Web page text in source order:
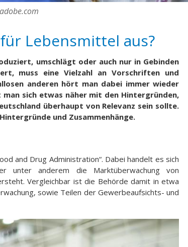
Lebensmittel aus?
umschlägt oder auch nur in Gebinden
muss eine Vielzahl an Vorschriften und
anderen hört man dabei immer wieder
sich etwas näher mit den Hintergründen,
überhaupt von Relevanz sein sollte.
und Zusammenhänge.
and Drug Administration“. Dabei handelt es sich
unter anderem die Marktüberwachung von
Vergleichbar ist die Behörde damit in etwa
sowie Teilen der Gewerbeaufsichts- und